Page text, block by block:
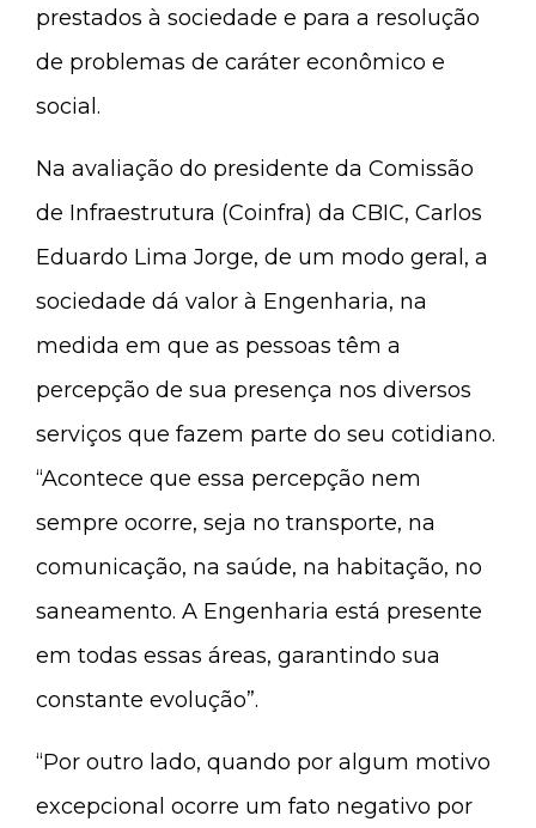
prestados à sociedade e para a resolução
de problemas de caráter econômico e
social.
Na avaliação do presidente da Comissão
de Infraestrutura (Coinfra) da CBIC, Carlos
Eduardo Lima Jorge, de um modo geral, a
sociedade dá valor à Engenharia, na
medida em que as pessoas têm a
percepção de sua presença nos diversos
serviços que fazem parte do seu cotidiano.
“Acontece que essa percepção nem
sempre ocorre, seja no transporte, na
comunicação, na saúde, na habitação, no
saneamento. A Engenharia está presente
em todas essas áreas, garantindo sua
constante evolução”.
“Por outro lado, quando por algum motivo
excepcional ocorre um fato negativo por